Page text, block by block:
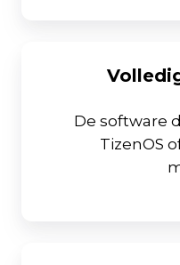
De software
TizenOS